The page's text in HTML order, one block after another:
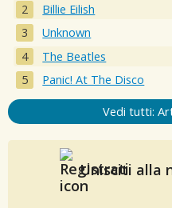
Billie Eilish
Unknown
The Beatles
Panic! At The Disco
Vedi tutti:
Unisciti alla